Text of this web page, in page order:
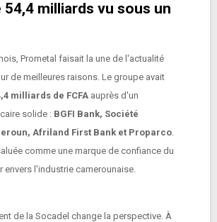
54,4 milliards vu sous un
Prometal faisait la une de l'actualité
de meilleures raisons. Le groupe avait
milliards de FCFA auprès d'un
solide : BGFI Bank, Société
Afriland First Bank et Proparco.
comme une marque de confiance du
envers l'industrie camerounaise.
de la Socadel change la perspective. À